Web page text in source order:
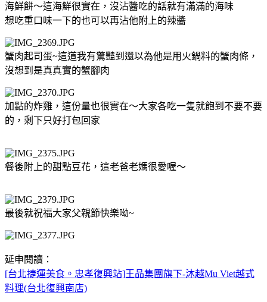
海鮮餅～這海鮮很實在，沒沾醬吃的話就有滿滿的海味
想吃重口味一下的也可以再沾他附上的辣醬
蟹肉起司蛋~這道我有驚豔到還以為他是用火鍋料的蟹肉條，
沒想到是真真實的蟹腳肉
加點的炸雞，這份量也很實在～大家各吃一隻就飽到不要不要
的，剩下只好打包回家
餐後附上的甜點豆花，這老爸老媽很愛喔～
最後就祝福大家父親節快樂呦~
延申閱讀：
[台北捷運美食。忠孝復興站]王品集團旗下-沐越Mu Viet越式
料理(台北復興南店)